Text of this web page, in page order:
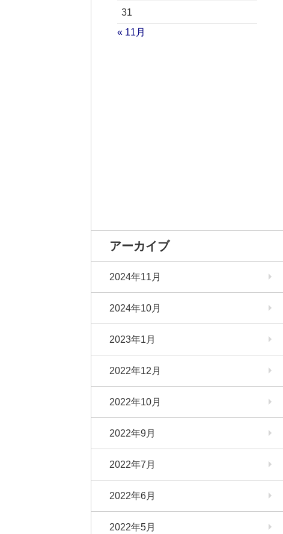
31
« 11月
アーカイブ
2024年11月
2024年10月
2023年1月
2022年12月
2022年10月
2022年9月
2022年7月
2022年6月
2022年5月